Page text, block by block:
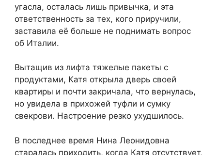
угасла, осталась лишь привычка, и эта
ответственность за тех, кого приручили,
заставила её больше не поднимать вопрос
об Италии.
Вытащив из лифта тяжелые пакеты с
продуктами, Катя открыла дверь своей
квартиры и почти закричала, что вернулась,
но увидела в прихожей туфли и сумку
свекрови. Настроение резко ухудшилось.
В последнее время Нина Леонидовна
старалась приходить, когда Катя отсутствует,